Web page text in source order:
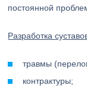
постоянной
Разработка
травмы
контрактуры;